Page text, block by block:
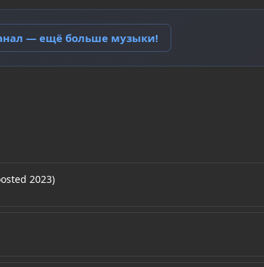
— ещё больше музыки!
2023)